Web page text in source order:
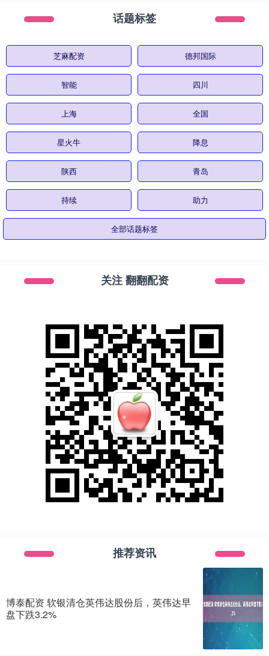
话题标签
芝麻配资 德邦国际
智能 四川
上海 全国
星火牛 降息
陕西 青岛
持续 助力
全部话题标签
关注 翻翻配资
推荐资讯
博泰配资 软银清仓英伟达股份后，英伟达早
盘下跌3.2%